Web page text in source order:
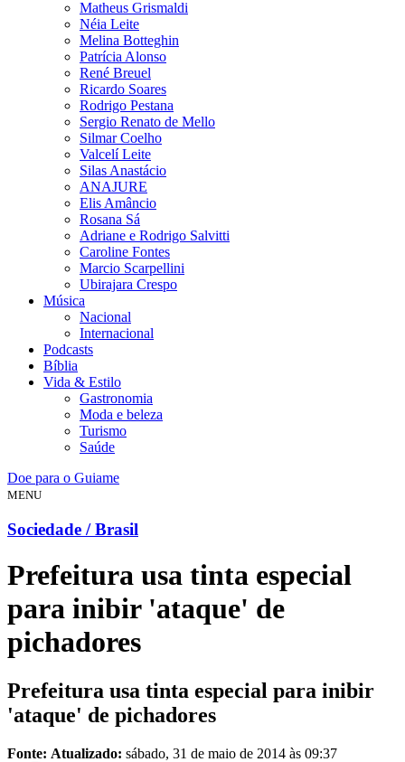
Matheus Grismaldi
Néia Leite
Melina Botteghin
Patrícia Alonso
René Breuel
Ricardo Soares
Rodrigo Pestana
Sergio Renato de Mello
Silmar Coelho
Valcelí Leite
Silas Anastácio
ANAJURE
Elis Amâncio
Rosana Sá
Adriane e Rodrigo Salvitti
Caroline Fontes
Marcio Scarpellini
Ubirajara Crespo
Música
Nacional
Internacional
Podcasts
Bíblia
Vida & Estilo
Gastronomia
Moda e beleza
Turismo
Saúde
Doe para o Guiame
MENU
Sociedade / Brasil
Prefeitura usa tinta especial
para inibir 'ataque' de
pichadores
Prefeitura usa tinta especial para inibir
'ataque' de pichadores
Fonte: Atualizado: sábado, 31 de maio de 2014 às 09:37